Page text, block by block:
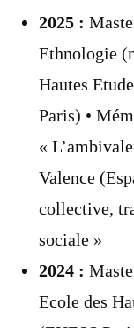
2025 :
Ethnologie
Hautes
Paris) •
«
Valence
collective,
sociale »
2024 :
Ecole des